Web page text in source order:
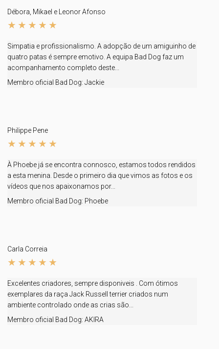
Débora, Mikael e Leonor Afonso
Simpatia e profissionalismo. A adopção de um amiguinho de
quatro patas é sempre emotivo. A equipa Bad Dog faz um
acompanhamento completo deste...
Membro oficial Bad Dog: Jackie
Philippe Pene
À Phoebe já se encontra connosco, estamos todos rendidos
a esta menina. Desde o primeiro dia que vimos as fotos e os
vídeos que nos apaixonamos por...
Membro oficial Bad Dog: Phoebe
Carla Correia
Excelentes criadores, sempre disponiveis . Com ótimos
exemplares da raça Jack Russell terrier criados num
ambiente controlado onde as crias são...
Membro oficial Bad Dog: AKIRA